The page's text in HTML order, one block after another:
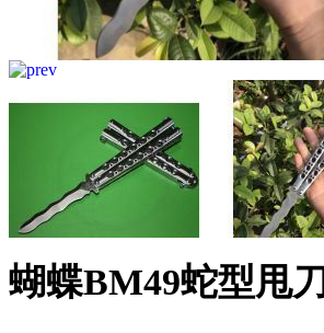
蝴蝶BM49蛇型甩刀